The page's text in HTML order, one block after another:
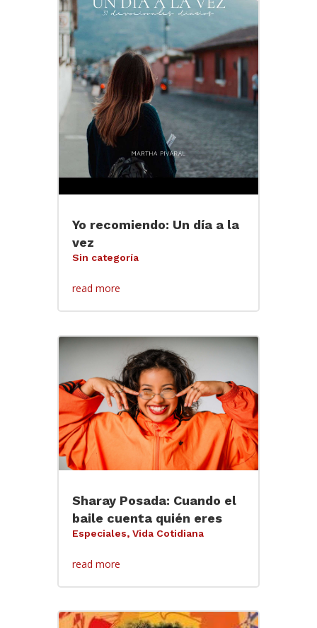
Yo recomiendo: Un día a la
vez
Sin categoría
read more
Sharay Posada: Cuando el
baile cuenta quién eres
Especiales, Vida Cotidiana
read more